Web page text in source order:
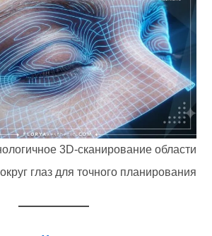
3D-сканирование области
глаз для точного планирования